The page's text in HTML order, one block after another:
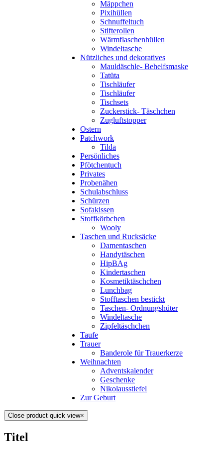
Mäppchen
Pixihüllen
Schnuffeltuch
Stifterollen
Wärmflaschenhüllen
Windeltasche
Nützliches und dekoratives
Mauldäschle- Behelfsmaske
Tatüta
Tischläufer
Tischläufer
Tischsets
Zuckerstick- Täschchen
Zugluftstopper
Ostern
Patchwork
Tilda
Persönliches
Pfötchentuch
Privates
Probenähen
Schulabschluss
Schürzen
Sofakissen
Stoffkörbchen
Wooly
Taschen und Rucksäcke
Damentaschen
Handytäschen
HipBAg
Kindertaschen
Kosmetiktäschchen
Lunchbag
Stofftaschen bestickt
Taschen- Ordnungshüter
Windeltasche
Zipfeltäschchen
Taufe
Trauer
Banderole für Trauerkerze
Weihnachten
Adventskalender
Geschenke
Nikolausstiefel
Zur Geburt
Close product quick view×
Titel